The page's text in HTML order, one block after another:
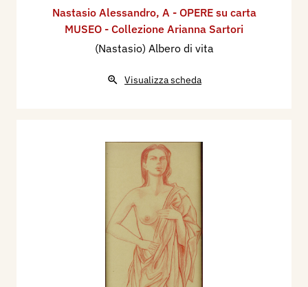
Nastasio Alessandro, A - OPERE su carta
MUSEO - Collezione Arianna Sartori
(Nastasio) Albero di vita
Visualizza scheda